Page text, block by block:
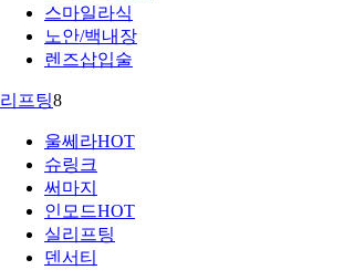
스마일라식
노안/백내장
렌즈삽입술
리프팅8
울쎄라HOT
슈링크
써마지
인모드HOT
실리프팅
덴서티